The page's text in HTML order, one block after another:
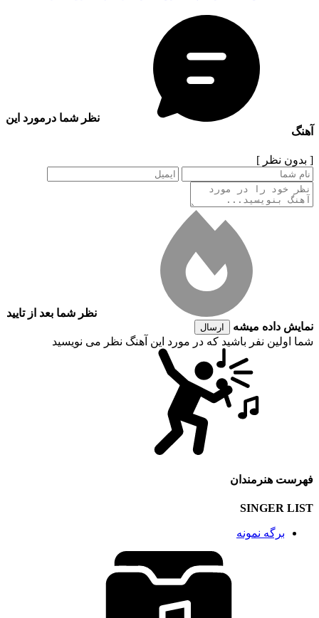
نظر شما درمورد این
آهنگ
[ بدون نظر ]
نظر شما بعد از تایید
نمایش داده میشه
ارسال
شما اولین نفر باشید که در مورد این آهنگ نظر می نویسید
فهرست هنرمندان
SINGER LIST
برگه نمونه